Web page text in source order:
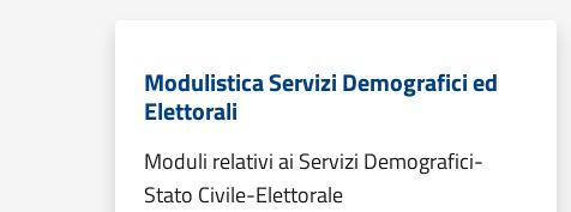
Modulistica Servizi Demografici ed
Elettorali
Moduli relativi ai Servizi Demografici-
Stato Civile-Elettorale